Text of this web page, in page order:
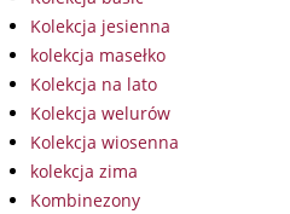
Kolekcja jesienna
kolekcja masełko
Kolekcja na lato
Kolekcja welurów
Kolekcja wiosenna
kolekcja zima
Kombinezony